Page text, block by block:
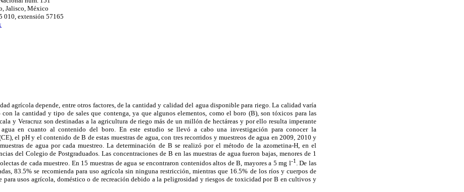
Jalisco, México
010, extensión 57165
agrícola depende, entre otros factores, de la cantidad y calidad del agua disponible para riego. La calidad varía
con la cantidad y tipo de sales que contenga, ya que algunos elementos, como el boro (B), son tóxicos para las
y Veracruz son destinadas a la agricultura de riego más de un millón de hectáreas y por ello resulta imperante
en cuanto al contenido del boro. En este estudio se llevó a cabo una investigación para conocer la
el pH y el contenido de B de estas muestras de agua, con tres recorridos y muestreos de agua en 2009, 2010 y
de agua por cada muestreo. La determinación de B se realizó por el método de la azometina-H, en el
del Colegio de Postgraduados. Las concentraciones de B en las muestras de agua fueron bajas, menores de 1
de cada muestreo. En 15 muestras de agua se encontraron contenidos altos de B, mayores a 5 mg l-1 . De las
83.5% se recomienda para uso agrícola sin ninguna restricción, mientras que 16.5% de los ríos y cuerpos de
para usos agrícola, doméstico o de recreación debido a la peligrosidad y riesgos de toxicidad por B en cultivos y